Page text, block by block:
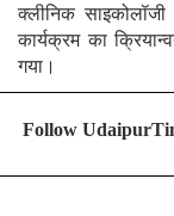
क्लीनिक
कार्यक्रम का
गया।
Follow